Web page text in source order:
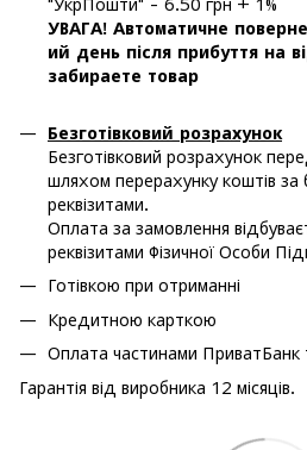
УВАГА! Автоматичне
ий день після прибуття на
забираете товар
Безготівковий розрахунок
Безготівковий розрахунок
шляхом перерахунку коштів за
реквізитами.
Оплата за замовлення
реквізитами Фізичної Особи
Готівкою при отриманні
Кредитною карткою
Оплата частинами ПриватБанк
Гарантія від виробника 12 місяців.